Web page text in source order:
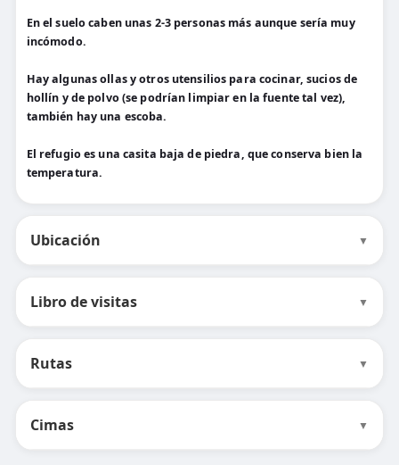
En el suelo caben unas 2-3 personas más aunque sería muy
incómodo.
Hay algunas ollas y otros utensilios para cocinar, sucios de
hollín y de polvo (se podrían limpiar en la fuente tal vez),
también hay una escoba.
El refugio es una casita baja de piedra, que conserva bien la
temperatura.
Ubicación ▼
Libro de visitas ▼
Rutas ▼
Cimas ▼